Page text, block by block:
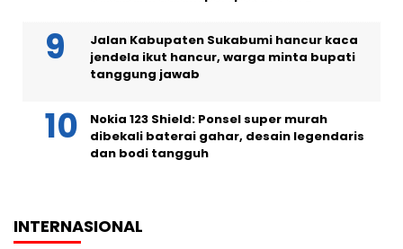
Jalan Kabupaten Sukabumi hancur kaca
jendela ikut hancur, warga minta bupati
tanggung jawab
Nokia 123 Shield: Ponsel super murah
dibekali baterai gahar, desain legendaris
dan bodi tangguh
INTERNASIONAL